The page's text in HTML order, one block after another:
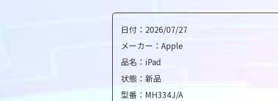
日付：2026/07/27
メーカー：Apple
品名：iPad
状態：新品
型番：MH334J/A